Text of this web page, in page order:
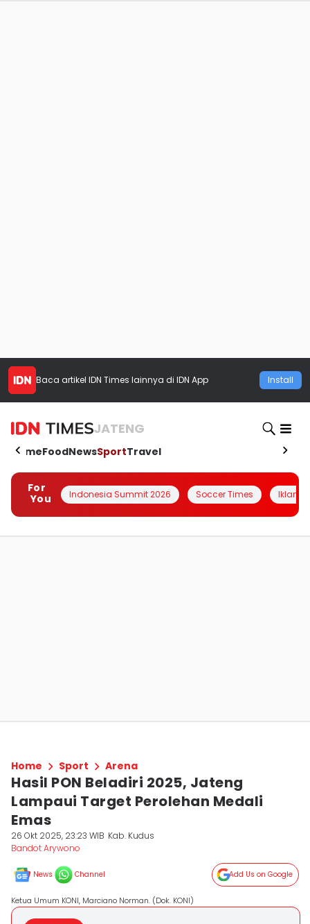
Baca artikel IDN Times lainnya di IDN App Install
JATENG
HomeFoodNewsSportTravel
For
You
Indonesia Summit 2026 Soccer Times Iklanin
Home Sport Arena
Hasil PON Beladiri 2025, Jateng
Lampaui Target Perolehan Medali
Emas
26 Okt 2025, 23:23 WIB Kab. Kudus
Bandot Arywono
News Channel Add Us on Google
Ketua Umum KONI, Marciano Norman. (Dok. KONI)